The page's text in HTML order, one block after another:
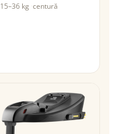
15–36 kg centură